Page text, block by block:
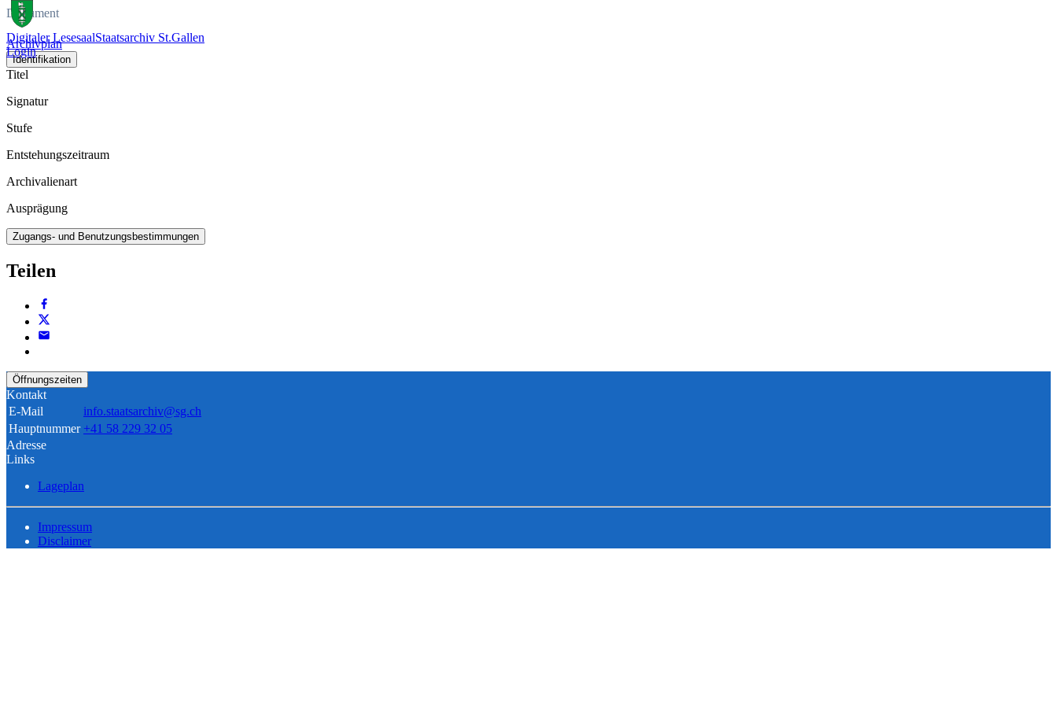
Digitaler LesesaalStaatsarchiv St.Gallen
Login
Dokument
Archivplan
Identifikation
Titel
Signatur
Stufe
Entstehungszeitraum
Archivalienart
Ausprägung
Zugangs- und Benutzungsbestimmungen
Teilen
Öffnungszeiten
Kontakt
E-Mail
info.staatsarchiv@sg.ch
Hauptnummer +41 58 229 32 05
Adresse
Links
Lageplan
Impressum
Disclaimer